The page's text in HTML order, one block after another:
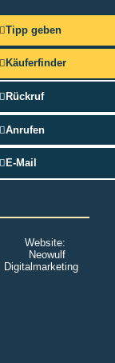
Tipp geben
Käuferfinder
Rückruf
Anrufen
E-Mail
Website:
Neowulf
Digitalmarketing